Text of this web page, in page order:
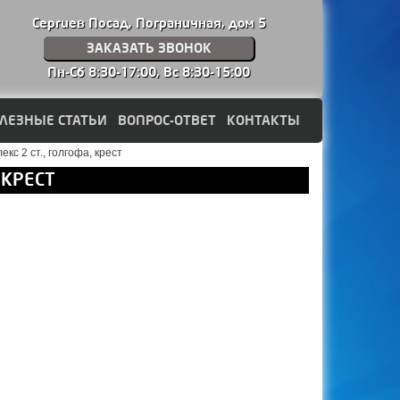
Сергиев Посад, Пограничная, дом 5
ЗАКАЗАТЬ ЗВОНОК
Пн-Сб 8:30-17:00, Вс 8:30-15:00
СТАТЬИ ВОПРОС-ОТВЕТ КОНТАКТЫ
2 ст., голгофа, крест